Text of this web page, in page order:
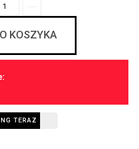
KOSZYKA
TERAZ